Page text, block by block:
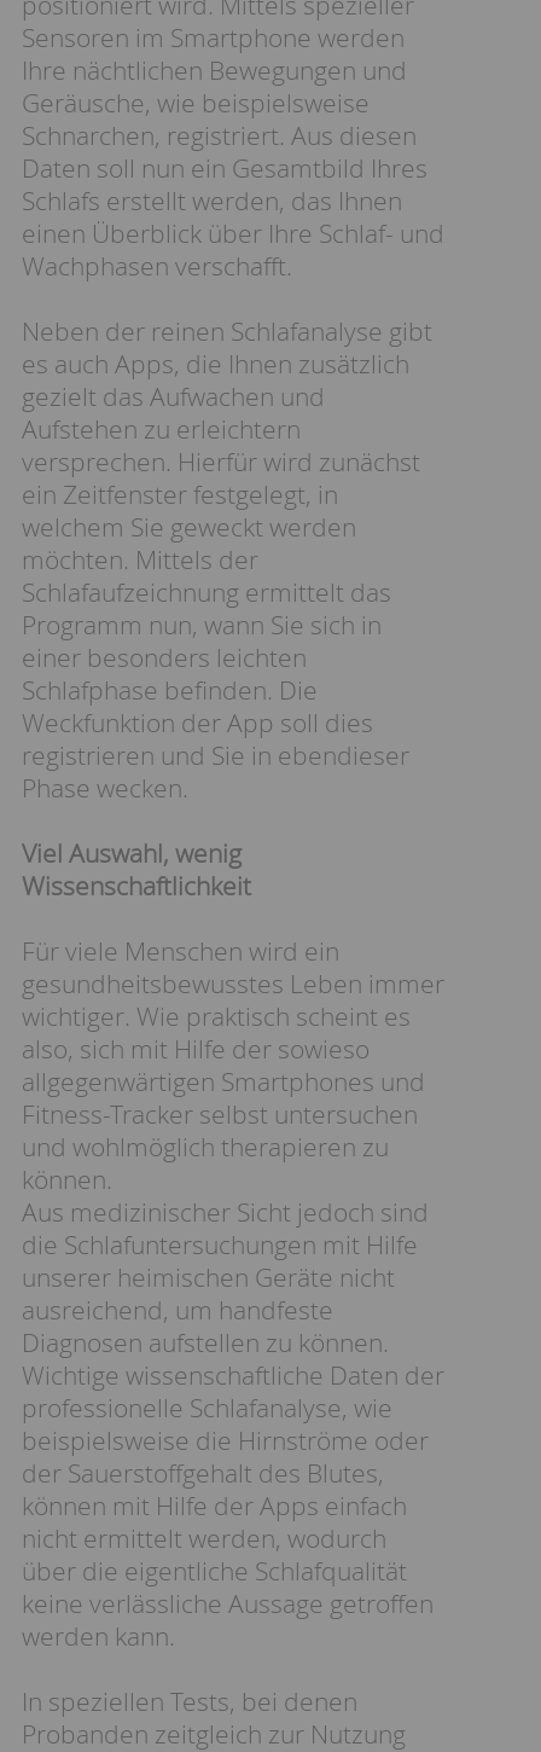
Sensoren im Smartphone werden
Ihre nächtlichen Bewegungen und
Geräusche, wie beispielsweise
Schnarchen, registriert. Aus diesen
Daten soll nun ein Gesamtbild Ihres
Schlafs erstellt werden, das Ihnen
einen Überblick über Ihre Schlaf- und
Wachphasen verschafft.
Neben der reinen Schlafanalyse gibt
es auch Apps, die Ihnen zusätzlich
gezielt das Aufwachen und
Aufstehen zu erleichtern
versprechen. Hierfür wird zunächst
ein Zeitfenster festgelegt, in
welchem Sie geweckt werden
möchten. Mittels der
Schlafaufzeichnung ermittelt das
Programm nun, wann Sie sich in
einer besonders leichten
Schlafphase befinden. Die
Weckfunktion der App soll dies
registrieren und Sie in ebendieser
Phase wecken.
Viel Auswahl, wenig
Wissenschaftlichkeit
Für viele Menschen wird ein
gesundheitsbewusstes Leben immer
wichtiger. Wie praktisch scheint es
also, sich mit Hilfe der sowieso
allgegenwärtigen Smartphones und
Fitness-Tracker selbst untersuchen
und wohlmöglich therapieren zu
können.
Aus medizinischer Sicht jedoch sind
die Schlafuntersuchungen mit Hilfe
unserer heimischen Geräte nicht
ausreichend, um handfeste
Diagnosen aufstellen zu können.
Wichtige wissenschaftliche Daten der
professionelle Schlafanalyse, wie
beispielsweise die Hirnströme oder
der Sauerstoffgehalt des Blutes,
können mit Hilfe der Apps einfach
nicht ermittelt werden, wodurch
über die eigentliche Schlafqualität
keine verlässliche Aussage getroffen
werden kann.
In speziellen Tests, bei denen
Probanden zeitgleich zur Nutzung